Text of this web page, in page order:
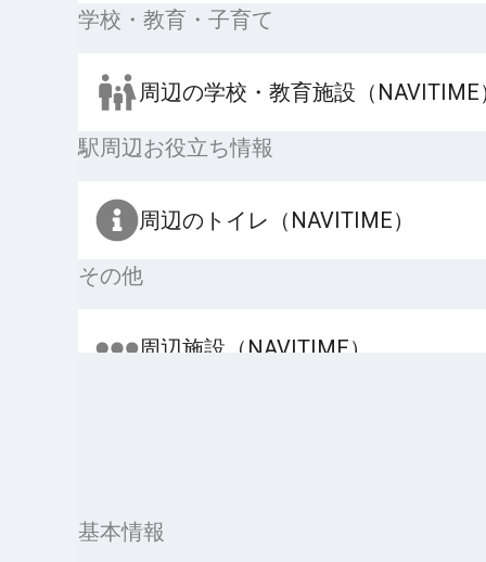
学校・教育・子育て
周辺の学校・教育施設（NAVITIME
駅周辺お役立ち情報
周辺のトイレ（NAVITIME）
その他
周辺施設（NAVITIME）
基本情報